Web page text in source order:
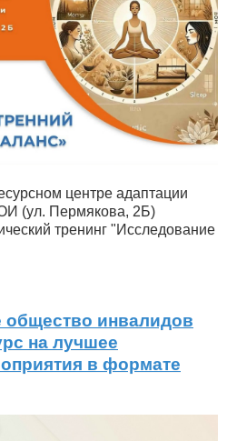
центре адаптации
(ул. Пермякова, 2Б)
тренинг "Исследование
общество инвалидов
на лучшее
в формате